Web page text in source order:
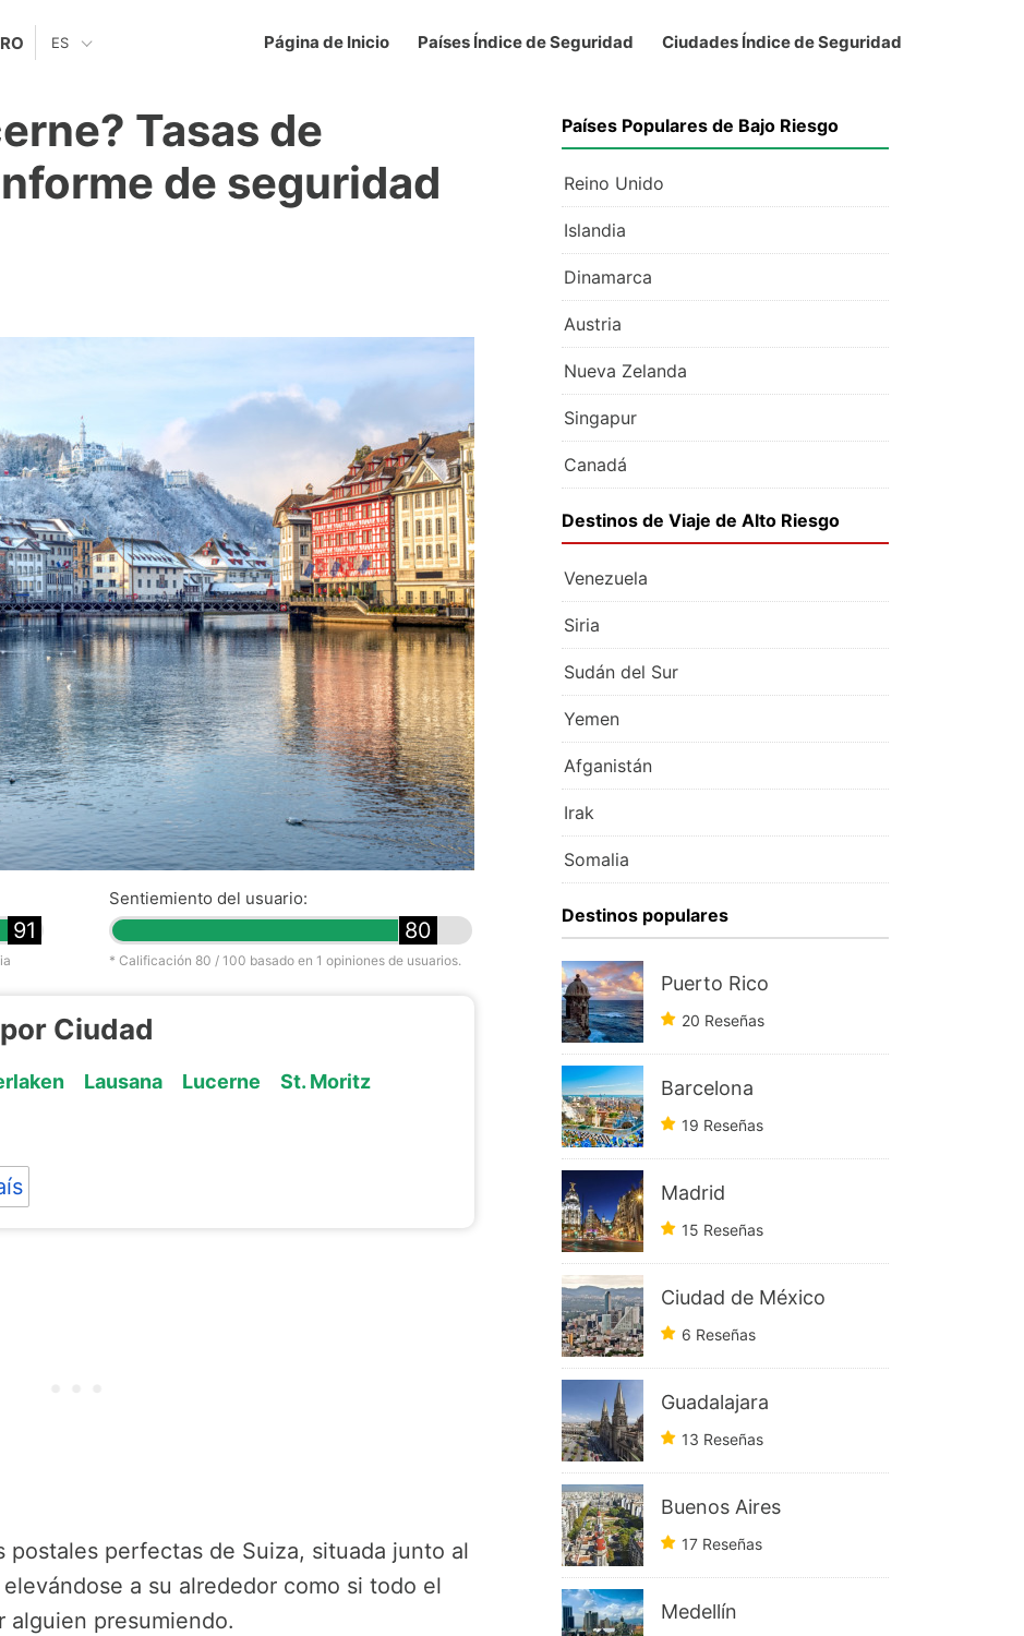
Página de Inicio Países Índice de Seguridad Ciudades Índice de Seguridad
ES
Tasas de
de seguridad
91
Sentiemiento del usuario:
80
* Calificación 80 / 100 basado en 1 opiniones de usuarios.
Ciudad
Lausana Lucerne
St. Moritz
postales perfectas de Suiza, situada junto al
a su alrededor como si todo el
alguien presumiendo.
Países Populares de Bajo Riesgo
Reino Unido
Islandia
Dinamarca
Austria
Nueva Zelanda
Singapur
Canadá
Destinos de Viaje de Alto Riesgo
Venezuela
Siria
Sudán del Sur
Yemen
Afganistán
Irak
Somalia
Destinos populares
Puerto Rico
20 Reseñas
Barcelona
19 Reseñas
Madrid
15 Reseñas
Ciudad de México
6 Reseñas
Guadalajara
13 Reseñas
Buenos Aires
17 Reseñas
Medellín